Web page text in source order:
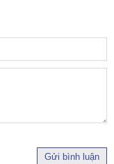
Gửi bình luận